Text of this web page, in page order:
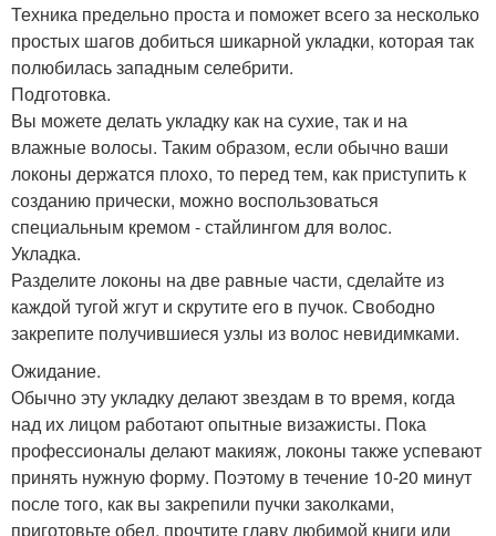
Техника предельно проста и поможет всего за несколько
простых шагов добиться шикарной укладки, которая так
полюбилась западным селебрити.
Подготовка.
Вы можете делать укладку как на сухие, так и на
влажные волосы. Таким образом, если обычно ваши
локоны держатся плохо, то перед тем, как приступить к
созданию прически, можно воспользоваться
специальным кремом - стайлингом для волос.
Укладка.
Разделите локоны на две равные части, сделайте из
каждой тугой жгут и скрутите его в пучок. Свободно
закрепите получившиеся узлы из волос невидимками.
Ожидание.
Обычно эту укладку делают звездам в то время, когда
над их лицом работают опытные визажисты. Пока
профессионалы делают макияж, локоны также успевают
принять нужную форму. Поэтому в течение 10-20 минут
после того, как вы закрепили пучки заколками,
приготовьте обед, прочтите главу любимой книги или